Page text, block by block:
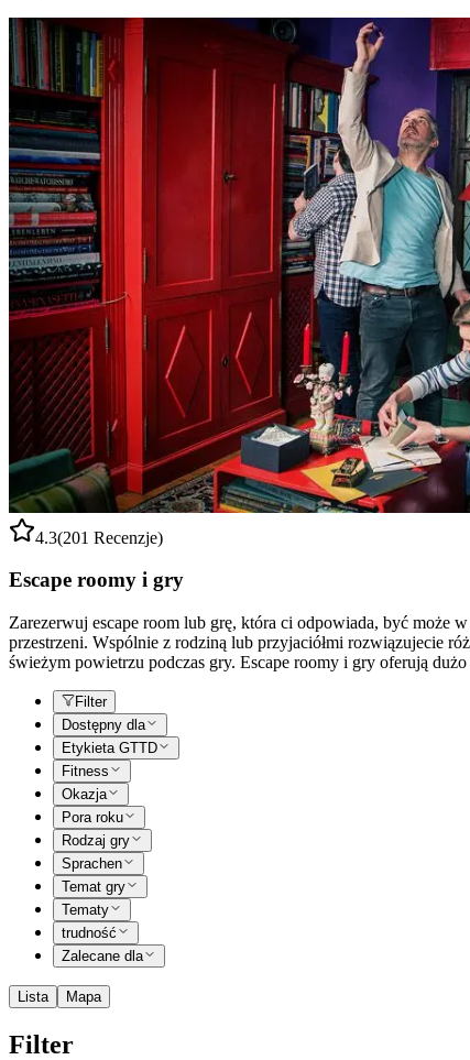
4.3(201 Recenzje)
Escape roomy i gry
Zarezerwuj escape room lub grę, która ci odpowiada, być może
przestrzeni. Wspólnie z rodziną lub przyjaciółmi rozwiązujecie
świeżym powietrzu podczas gry. Escape roomy i gry oferują
Filter
Dostępny dla
Etykieta GTTD
Fitness
Okazja
Pora roku
Rodzaj gry
Sprachen
Temat gry
Tematy
trudność
Zalecane dla
Lista Mapa
Filter